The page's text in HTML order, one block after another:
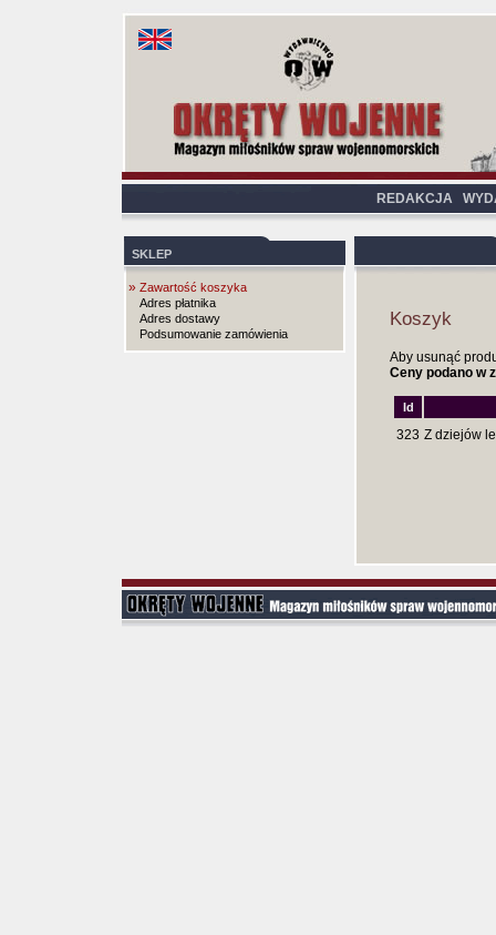
REDAKCJA
SKLEP
» Zawartość koszyka
Adres płatnika
Adres dostawy
Podsumowanie zamówienia
Koszyk
Aby usunąć
Ceny podano w
Id
323 Z dziejów